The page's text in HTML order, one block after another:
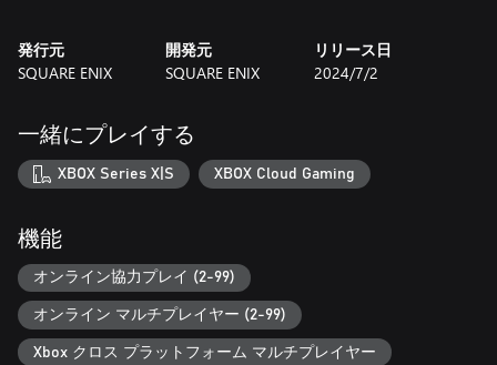
には、30日間の無料プレイ期間が付属しております。30日間の
無料期間以降にプレイを継続される場合には、サービス利用料
(https://jp.finalfantasyxiv.com/product/kiyaku_product.html)
※30日の無料期間が利用できるのは1サービスアカウントにつ
き、各プラットフォームに1回のみです。すでにご利用中のサー
ビスアカウントに同一プラットフォームの権利を追加しても、
※製品版登録に使用したスクウェア・エニックスのアカウント
は、フリートライアル版でご利用いただけなくなります。製品
版に含まれるコンテンツの一部が、将来的にフリートライアル
版でも追加されることがありますので、あらかじめご了承くだ
さい。
※Xbox Series X|S版で製品版をプレイする場合は、オンラインマ
発行元
SQUARE ENIX
開発元
SQUARE ENIX
リリース日
2024/7/2
一緒にプレイする
XBOX Series X|S XBOX Cloud Gaming
機能
オンライン協力プレイ (2-99)
オンライン マルチプレイヤー (2-99)
Xbox クロス プラットフォーム マルチプレイヤー